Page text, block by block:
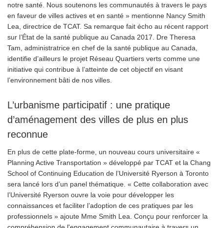
notre santé. Nous soutenons les communautés à travers le pays
en faveur de villes actives et en santé » mentionne Nancy Smith
Lea, directrice de TCAT. Sa remarque fait écho au récent rapport
sur l’État de la santé publique au Canada 2017. Dre Theresa
Tam, administratrice en chef de la santé publique au Canada,
identifie d’ailleurs le projet Réseau Quartiers verts comme une
initiative qui contribue à l’atteinte de cet objectif en visant
l’environnement bâti de nos villes.
L’urbanisme participatif : une pratique
d’aménagement des villes de plus en plus
reconnue
En plus de cette plate-forme, un nouveau cours universitaire «
Planning Active Transportation » développé par TCAT et la Chang
School of Continuing Education de l’Université Ryerson à Toronto
sera lancé lors d’un panel thématique. « Cette collaboration avec
l’Université Ryerson ouvre la voie pour développer les
connaissances et faciliter l’adoption de ces pratiques par les
professionnels » ajoute Mme Smith Lea. Conçu pour renforcer la